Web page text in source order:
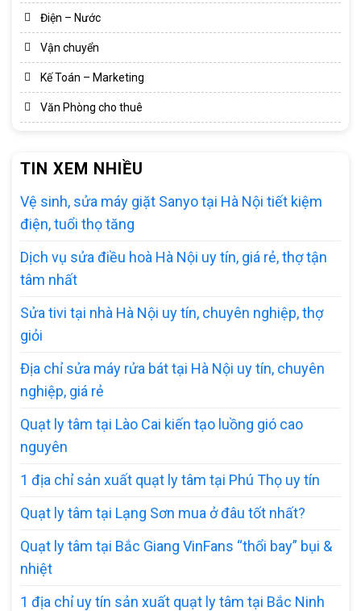
Điện – Nước
Vận chuyển
Kế Toán – Marketing
Văn Phòng cho thuê
TIN XEM NHIỀU
Vệ sinh, sửa máy giặt Sanyo tại Hà Nội tiết kiệm
điện, tuổi thọ tăng
Dịch vụ sửa điều hoà Hà Nội uy tín, giá rẻ, thợ tận
tâm nhất
Sửa tivi tại nhà Hà Nội uy tín, chuyên nghiệp, thợ
giỏi
Địa chỉ sửa máy rửa bát tại Hà Nội uy tín, chuyên
nghiệp, giá rẻ
Quạt ly tâm tại Lào Cai kiến tạo luồng gió cao
nguyên
1 địa chỉ sản xuất quạt ly tâm tại Phú Thọ uy tín
Quạt ly tâm tại Lạng Sơn mua ở đâu tốt nhất?
Quạt ly tâm tại Bắc Giang VinFans “thổi bay” bụi &
nhiệt
1 địa chỉ uy tín sản xuất quạt ly tâm tại Bắc Ninh